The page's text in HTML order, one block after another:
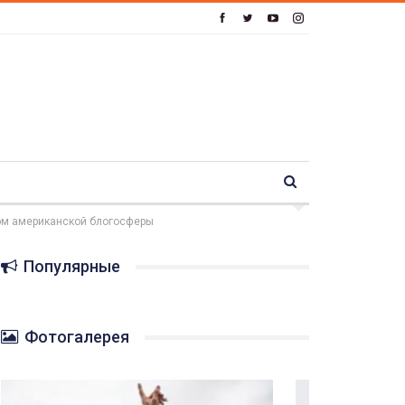
американской блогосферы
Популярные
Фотогалерея